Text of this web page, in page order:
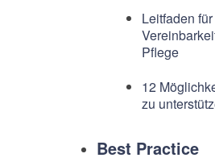
Leitfaden
Pflege
12
zu
Best Practice